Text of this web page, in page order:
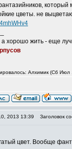
который
цветы. не
хорошо жить - еще
Алхимик (Сб Июл
2013 13:39 Заголовок
цвет. Вообще